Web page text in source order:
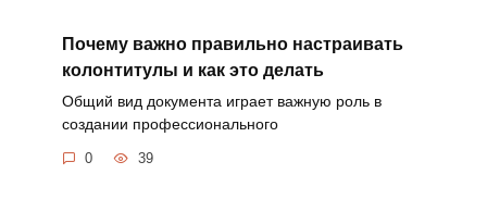
Почему важно правильно настраивать
колонтитулы и как это делать
Общий вид документа играет важную роль в
создании профессионального
0 39